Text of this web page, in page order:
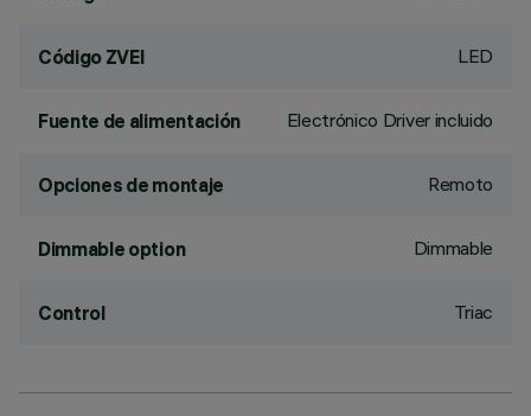
Código ZVEI LED
Fuente de alimentación Electrónico Driver incluido
Opciones de montaje Remoto
Dimmable option Dimmable
Control Triac